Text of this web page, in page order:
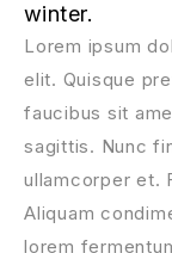
winter.
Lorem ipsum
elit. Quisque
faucibus sit
sagittis. Nunc
ullamcorper et.
Aliquam
lorem